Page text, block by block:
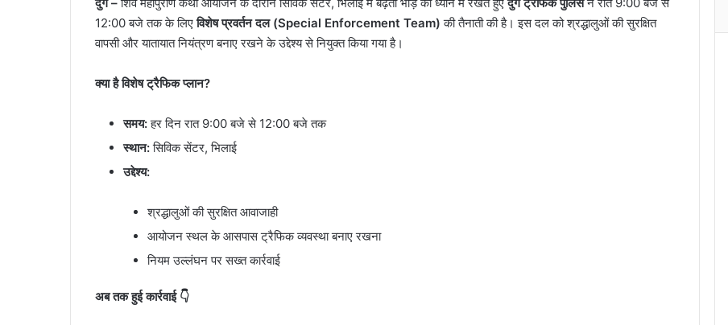
12:00 बजे तक के लिएविशेष प्रवर्तन दल (Special Enforcement Team) की तैनाती की है। इस दल को श्रद्धालुओं की सुरक्षित
वापसी और यातायात नियंत्रण बनाए रखने के उद्देश्य से नियुक्त किया गया है।
क्या है विशेष ट्रैफिक प्लान?
समय:हर दिन रात 9:00 बजे से 12:00 बजे तक
स्थान:सिविक सेंटर, भिलाई
उद्देश्य:
श्रद्धालुओं की सुरक्षित आवाजाही
आयोजन स्थल के आसपास ट्रैफिक व्यवस्था बनाए रखना
नियम उल्लंघन पर सख्त कार्रवाई
अब तक हुई कार्रवाई 👇